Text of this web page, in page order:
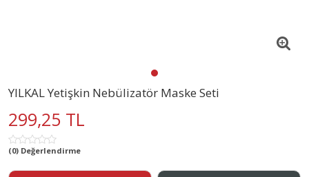
YILKAL Yetişkin Nebülizatör Maske Seti
299,25 TL
(0) Değerlendirme